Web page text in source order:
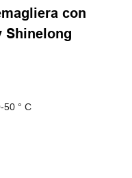
con
Shinelong
50 ° C